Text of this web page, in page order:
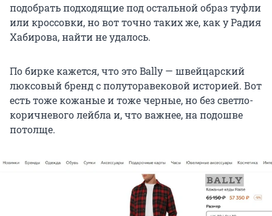
подобрать подходящие под остальной образ туфли
или кроссовки, но вот точно таких же, как у Радия
Хабирова, найти не удалось.
По бирке кажется, что это Bally — швейцарский
люксовый бренд с полуторавековой историей. Вот
есть тоже кожаные и тоже черные, но без светло-
коричневого лейбла и, что важнее, на подошве
потолще.